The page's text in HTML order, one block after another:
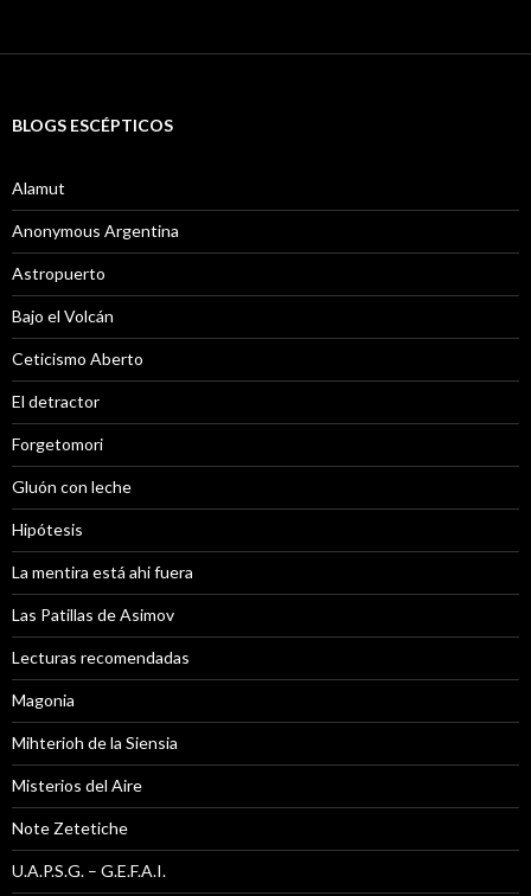
BLOGS ESCÉPTICOS
Alamut
Anonymous Argentina
Astropuerto
Bajo el Volcán
Ceticismo Aberto
El detractor
Forgetomori
Gluón con leche
Hipótesis
La mentira está ahi fuera
Las Patillas de Asimov
Lecturas recomendadas
Magonia
Mihterioh de la Siensia
Misterios del Aire
Note Zetetiche
U.A.P.S.G. – G.E.F.A.I.